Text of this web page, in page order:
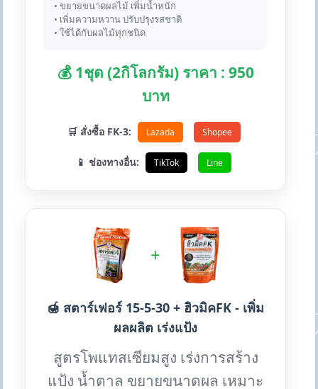
• ขยายขนาดผลไม้ เพิ่มน้ำหนัก
• เพิ่มความหวาน ปรับปรุงรสชาติ
• ใช้ได้กับผลไม้ทุกชนิด
💰 1ชุด (2กิโลกรัม) ราคา : 950
บาท
🛒 สั่งซื้อ FK-3: Lazada Shopee
📱 ช่องทางอื่น: TikTok Line
+
🍯 สตาร์เฟอร์ 15-5-30 + ฮิวมิคFK - เพิ่ม
ผลผลิต เร่งแป้ง
สูตรโพแทสเซียมสูง เร่งการสร้าง
แป้ง น้ำตาล ขยายขนาดผล เหมาะ